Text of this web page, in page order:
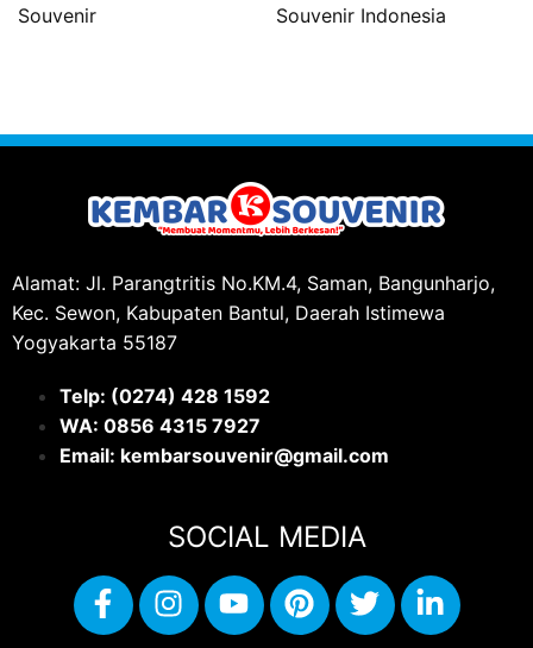
Souvenir
Souvenir Indonesia
Alamat: Jl. Parangtritis No.KM.4, Saman, Bangunharjo,
Kec. Sewon, Kabupaten Bantul, Daerah Istimewa
Yogyakarta 55187
Telp: (0274) 428 1592
WA: 0856 4315 7927
Email: kembarsouvenir@gmail.com
SOCIAL MEDIA